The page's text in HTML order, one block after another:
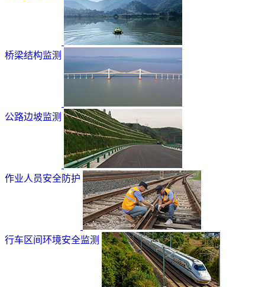
桥梁结构监测
公路边坡监测
作业人员安全防护
行车区间环境安全监测